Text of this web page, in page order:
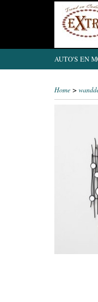
AUTO'S EN
Home >